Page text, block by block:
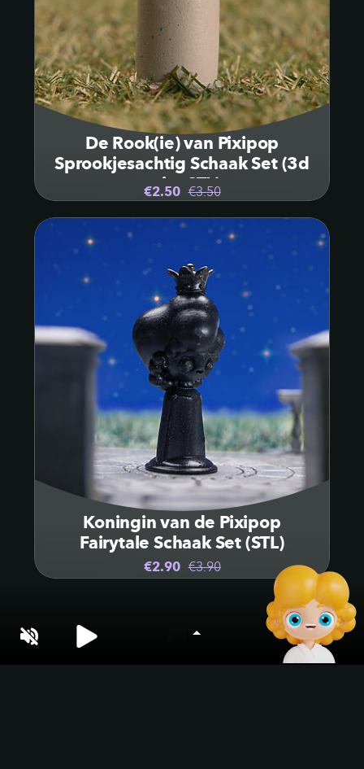
De Rook(ie) van Pixipop
Sprookjesachtig Schaak Set (3d
print STL)
€2.50 €3.50
Koningin van de Pixipop
Fairytale Schaak Set (STL)
€2.90 €3.90